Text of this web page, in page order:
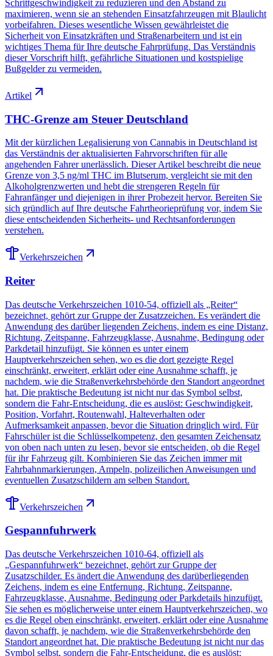
Schrittgeschwindigkeit zu reduzieren und den Abstand zu
maximieren, wenn sie an stehenden Einsatzfahrzeugen mit Blaulicht
vorbeifahren. Dieses wesentliche Wissen gewährleistet die
Sicherheit von Einsatzkräften und Straßenarbeitern und ist ein
wichtiges Thema für Ihre deutsche Fahrprüfung. Das Verständnis
dieser Vorschrift hilft, gefährliche Situationen und kostspielige
Bußgelder zu vermeiden.
Artikel
THC-Grenze am Steuer Deutschland
Mit der kürzlichen Legalisierung von Cannabis in Deutschland ist
das Verständnis der aktualisierten Fahrvorschriften für alle
angehenden Fahrer unerlässlich. Dieser Artikel beschreibt die neue
Grenze von 3,5 ng/ml THC im Blutserum, vergleicht sie mit den
Alkoholgrenzwerten und hebt die strengeren Regeln für
Fahranfänger und diejenigen in ihrer Probezeit hervor. Bereiten Sie
sich gründlich auf Ihre deutsche Fahrtheorieprüfung vor, indem Sie
diese entscheidenden Sicherheits- und Rechtsanforderungen
verstehen.
Verkehrszeichen
Reiter
Das deutsche Verkehrszeichen 1010-54, offiziell als „Reiter“
bezeichnet, gehört zur Gruppe der Zusatzzeichen. Es verändert die
Anwendung des darüber liegenden Zeichens, indem es eine Distanz,
Richtung, Zeitspanne, Fahrzeugklasse, Ausnahme, Bedingung oder
Parkdetail hinzufügt. Sie können es unter einem
Hauptverkehrszeichen sehen, wo es die dort gezeigte Regel
einschränkt, erweitert, erklärt oder eine Ausnahme schafft, je
nachdem, wie die Straßenverkehrsbehörde den Standort angeordnet
hat. Die praktische Bedeutung ist nicht nur das Symbol selbst,
sondern die Fahr-Entscheidung, die es auslöst: Geschwindigkeit,
Position, Vorfahrt, Routenwahl, Halteverhalten oder
Aufmerksamkeit anpassen, bevor die Situation dringlich wird. Für
Fahrschüler ist die Schlüsselkompetenz, den gesamten Zeichensatz
von oben nach unten zu lesen, bevor sie entscheiden, ob die Regel
für ihr Fahrzeug gilt. Kombinieren Sie das Zeichen immer mit
Fahrbahnmarkierungen, Ampeln, polizeilichen Anweisungen und
eventuellen Zusatzschildern am selben Standort.
Verkehrszeichen
Gespannfuhrwerk
Das deutsche Verkehrszeichen 1010-64, offiziell als
„Gespannfuhrwerk“ bezeichnet, gehört zur Gruppe der
Zusatzschilder. Es ändert die Anwendung des darüberliegenden
Zeichens, indem es eine Entfernung, Richtung, Zeitspanne,
Fahrzeugklasse, Ausnahme, Bedingung oder Parkdetails hinzufügt.
Sie sehen es möglicherweise unter einem Hauptverkehrszeichen, wo
es die Regel oben einschränkt, erweitert, erklärt oder eine Ausnahme
davon schafft, je nachdem, wie die Straßenverkehrsbehörde den
Standort angeordnet hat. Die praktische Bedeutung ist nicht nur das
Symbol selbst, sondern die Fahr-Entscheidung, die es auslöst: